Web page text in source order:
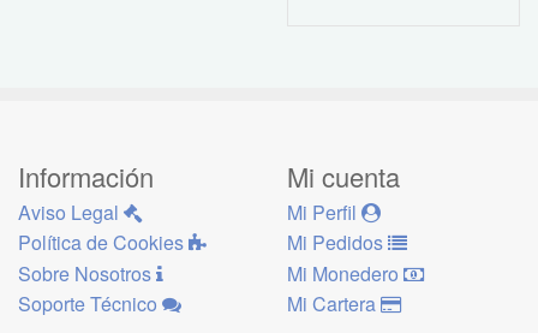
Información
Aviso Legal
Política de Cookies
Sobre Nosotros
Soporte Técnico
Mi cuenta
Mi Perfil
Mi Pedidos
Mi Monedero
Mi Cartera